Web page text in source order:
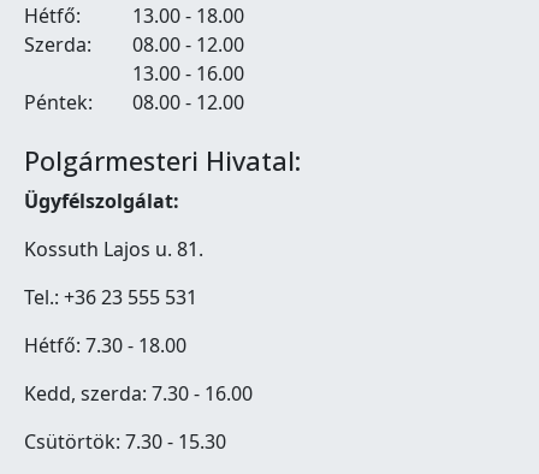
Hétfő:
13.00 - 18.00
Szerda:
08.00 - 12.00
13.00 - 16.00
Péntek:
08.00 - 12.00
Polgármesteri Hivatal:
Ügyfélszolgálat:
Kossuth Lajos u. 81.
Tel.: +36 23 555 531
Hétfő: 7.30 - 18.00
Kedd, szerda: 7.30 - 16.00
Csütörtök: 7.30 - 15.30